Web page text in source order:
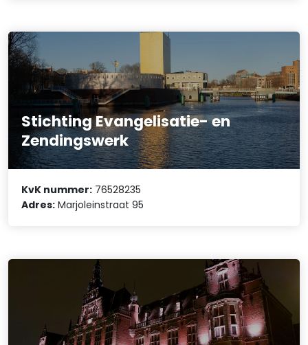
Stichting Evangelisatie- en
Zendingswerk
KvK nummer: 76528235
Adres: Marjoleinstraat 95